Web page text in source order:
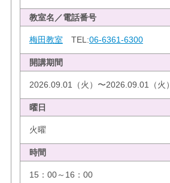
教室名／電話番号
梅田教室 TEL:06-6361-6300
開講期間
2026.09.01（火）〜2026.09.01（火）
曜日
火曜
時間
15：00～16：00